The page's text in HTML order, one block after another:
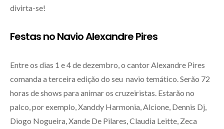
divirta-se!
Festas no Navio Alexandre Pires
Entre os dias 1 e 4 de dezembro, o cantor Alexandre Pires
comanda a terceira edição do seu navio temático. Serão 72
horas de shows para animar os cruzeiristas. Estarão no
palco, por exemplo, Xanddy Harmonia, Alcione, Dennis Dj,
Diogo Nogueira, Xande De Pilares, Claudia Leitte, Zeca